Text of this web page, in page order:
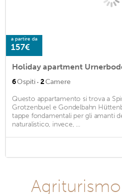
a partire da
157€
6Ospiti · 2Camere
Questo appartamento si trova a
Grotzenbuel e Gondelbahn
tappe fondamentali per gli amanti
naturalistico, invece, ...